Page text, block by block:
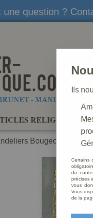
une question ?
RELIGIEUX
Bougeoirs
Ils
Certains
du
précises
vous
Vous
de la